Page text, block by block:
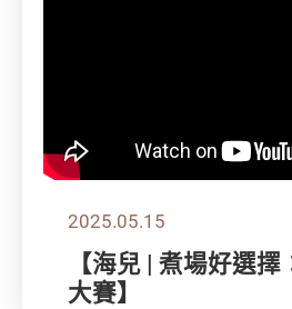
2025.05.15
【海兒 | 煮場好選
大賽】